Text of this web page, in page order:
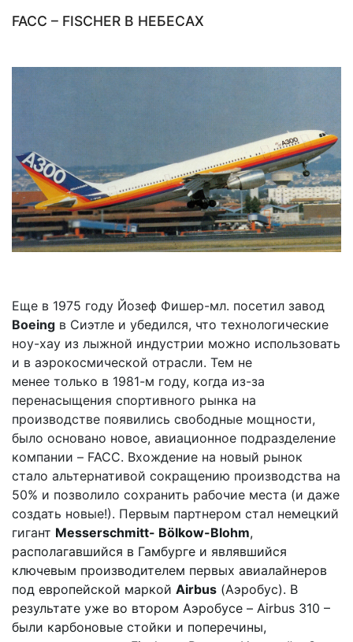
FACC – FISCHER В НЕБЕСАХ
Еще в 1975 году Йозеф Фишер-мл. посетил завод
Boeing в Сиэтле и убедился, что технологические
ноу-хау из лыжной индустрии можно использовать
и в аэрокосмической отрасли. Тем не
менее только в 1981-м году, когда из-за
перенасыщения спортивного рынка на
производстве появились свободные мощности,
было основано новое, авиационное подразделение
компании – FACC. Вхождение на новый рынок
стало альтернативой сокращению производства на
50% и позволило сохранить рабочие места (и даже
создать новые!). Первым партнером стал немецкий
гигант Messerschmitt- Bölkow-Blohm,
располагавшийся в Гамбурге и являвшийся
ключевым производителем первых авиалайнеров
под европейской маркой Airbus (Аэробус). В
результате уже во втором Аэробусе – Airbus 310 –
были карбоновые стойки и поперечины,